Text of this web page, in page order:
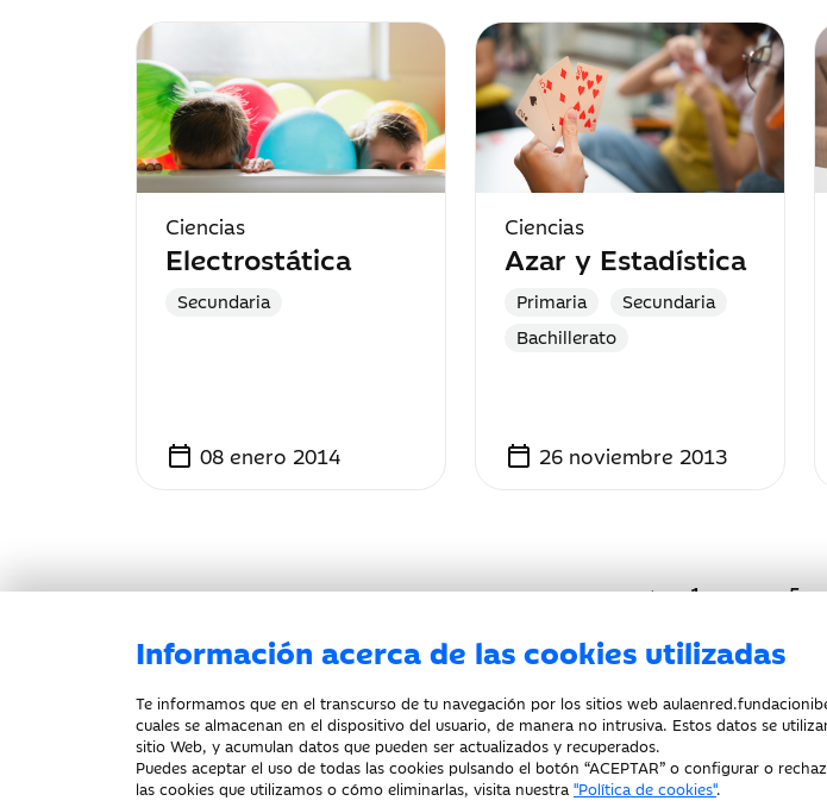
Información acerca de las cookies utilizadas
Te informamos que en el transcurso de tu navegación por los sitios web
cuales se almacenan en el dispositivo del usuario, de manera no intrusiva. Estos datos se
sitio Web, y acumulan datos que pueden ser actualizados y recuperados.
Puedes aceptar el uso de todas las cookies pulsando el botón “ACEPTAR” o configurar o
las cookies que utilizamos o cómo eliminarlas, visita nuestra "Política de cookies".
Ciencias
Electrostática
Secundaria
calendar_today 08 enero 2014
Ciencias
Azar y Estadística
Primaria
Secundaria
Bachillerato
calendar_today 26 noviembre 2013
1 ... 5
Aviso legalPolítica de privacidadPolítica de cookies